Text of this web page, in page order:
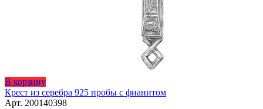
В корзинуЭтот
товар
имеет
Крест из серебра 925 пробы с фианитом
Арт. 200140398